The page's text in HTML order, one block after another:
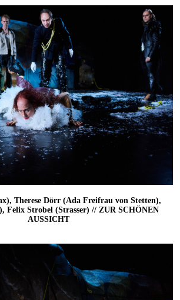
Therese Dörr (Ada Freifrau von Stetten),
Felix Strobel (Strasser) // ZUR SCHÖNEN
AUSSICHT